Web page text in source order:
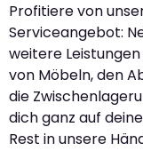
Profitiere von
Serviceangebot:
weitere
von Möbeln, den
die
dich ganz auf
Rest in unsere